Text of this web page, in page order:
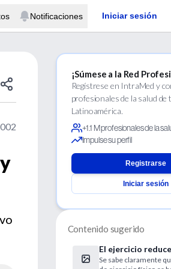
Notificaciones Iniciar sesión
¡Súmese a la Red
Regístrese en IntraMed y
profesionales de la salud de
Latinoamérica.
+1.1 M profesionales de la
Impulse su perfil
Registrarse
Iniciar sesión
Contenido sugerido
El ejercicio
niveles de
Se sabe claramente